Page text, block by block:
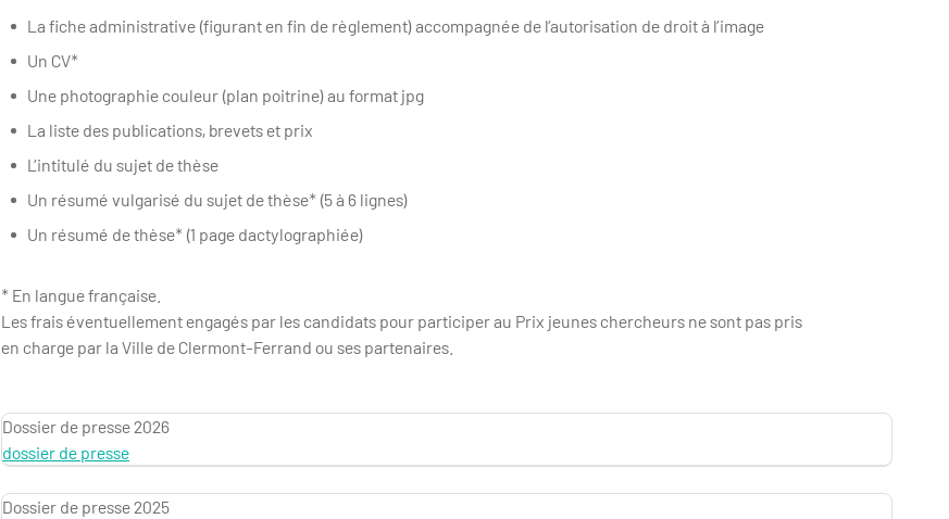
La fiche administrative (figurant en fin de règlement) accompagnée de l’autorisation de droit à l’image
Un CV*
Une photographie couleur (plan poitrine) au format jpg
La liste des publications, brevets et prix
L’intitulé du sujet de thèse
Un résumé vulgarisé du sujet de thèse* (5 à 6 lignes)
Un résumé de thèse* (1 page dactylographiée)
* En langue française.
Les frais éventuellement engagés par les candidats pour participer au Prix jeunes chercheurs ne sont pas pris
en charge par la Ville de Clermont-Ferrand ou ses partenaires.
Dossier de presse 2026
dossier de presse
Dossier de presse 2025